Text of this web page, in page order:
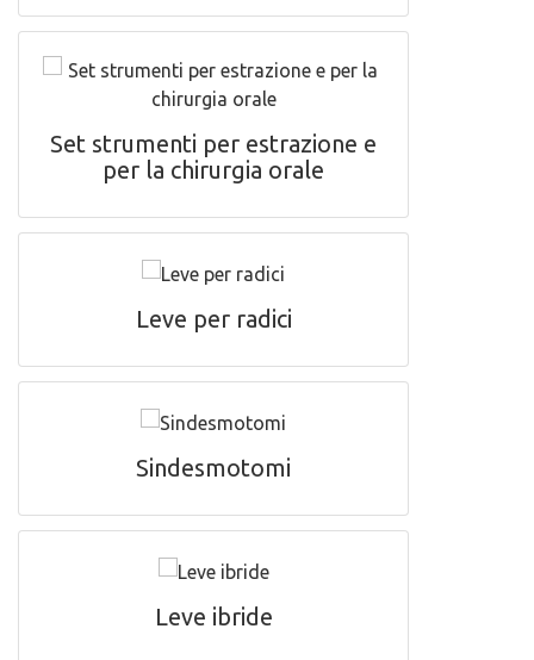
Set strumenti per estrazione e
per la chirurgia orale
Leve per radici
Sindesmotomi
Leve ibride